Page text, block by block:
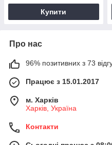
Купити
Про нас
96% позитивних з 73
Працює з 15.01.2017
м. Харків
Харків, Україна
Контакти